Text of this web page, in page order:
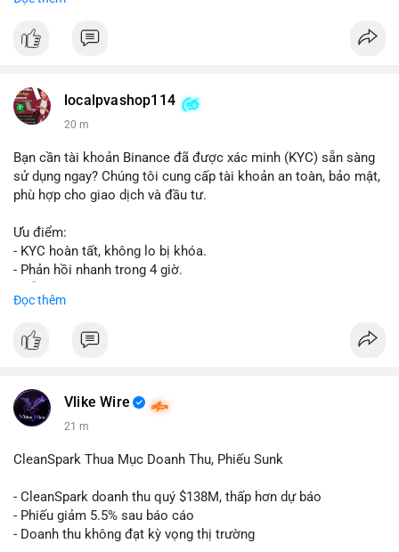
📞 WhatsApp: +1 660 215-8938
📧 Email: localpvashop@gmail.com
của bạn!
localpvashop114
20 m
Bạn cần tài khoản Binance đã được xác minh (KYC) sẵn sàng
sử dụng ngay? Chúng tôi cung cấp tài khoản an toàn, bảo mật,
phù hợp cho giao dịch và đầu tư.
Ưu điểm:
- KYC hoàn tất, không lo bị khóa.
- Phản hồi nhanh trong 4 giờ.
📞 WhatsApp: +1 660 215-8938
Đọc thêm
Vlike Wire
21 m
CleanSpark Thua Mục Doanh Thu, Phiếu Sunk
- CleanSpark doanh thu quý $138M, thấp hơn dự báo
- Phiếu giảm 5.5% sau báo cáo
- Doanh thu không đạt kỳ vọng thị trường